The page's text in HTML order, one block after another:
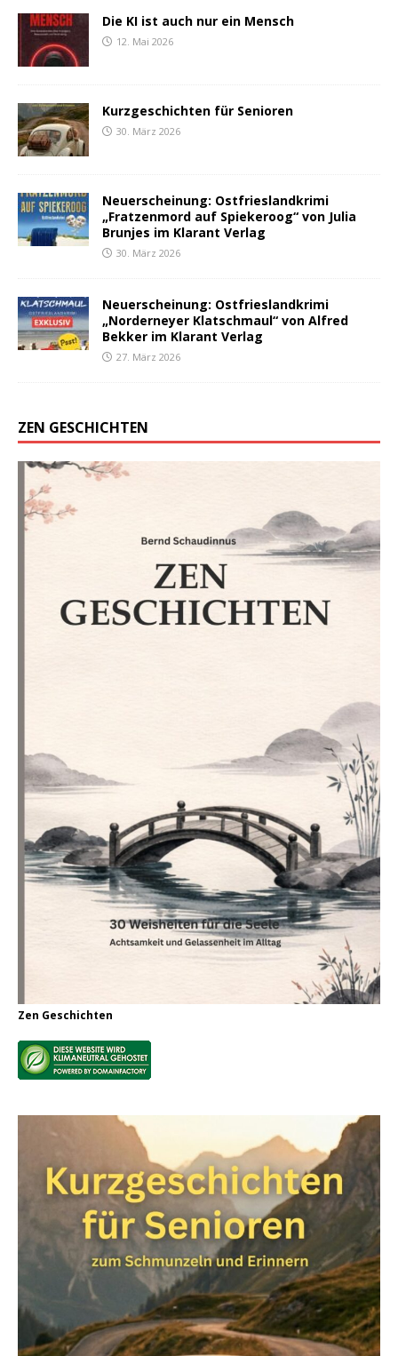
Die KI ist auch nur ein Mensch
12. Mai 2026
Kurzgeschichten für Senioren
30. März 2026
Neuerscheinung: Ostfrieslandkrimi
„Fratzenmord auf Spiekeroog“ von Julia
Brunjes im Klarant Verlag
30. März 2026
Neuerscheinung: Ostfrieslandkrimi
„Norderneyer Klatschmaul“ von Alfred
Bekker im Klarant Verlag
27. März 2026
ZEN GESCHICHTEN
Zen Geschichten